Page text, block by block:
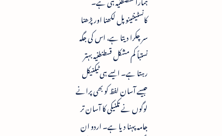
کانسٹینٹینوپل لکھنا اور پڑھنا
سر چکرا دیتا ہے، اس کی جگہ
نستباً کم مشکل قسطنطنیہ بہتر
رہتا ہے۔ ایسے ہی ٹیکنیکل
جیسے آسان لفظ کو بھی پرانے
لوگوں نے تکنیکی کا آسان تر
جامہ پہنا دیا ہے۔ اردو ان